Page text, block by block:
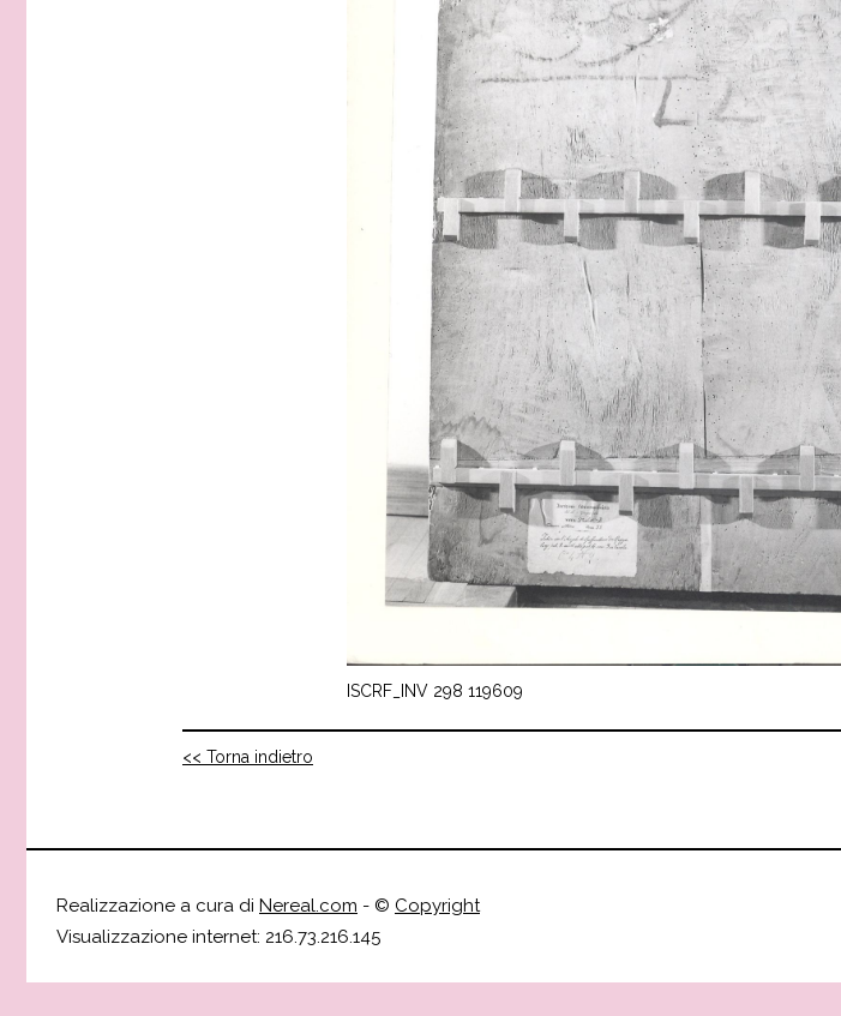
ISCRF_INV 298 119609
<< Torna indietro
Realizzazione a cura di Nereal.com - © Copyright
Visualizzazione internet: 216.73.216.145